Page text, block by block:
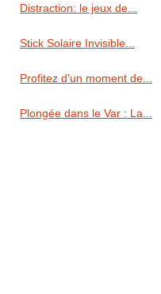
Distraction: le jeux de...
Stick Solaire Invisible...
Profitez d'un moment de...
Plongée dans le Var : La...